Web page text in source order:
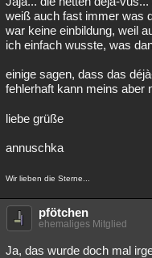
weiß auch fast immer was
war keine einbildung, weil
ich einfach wusste, was
einige sagen, dass das
fehlerhaft kann meins aber
liebe grüße
annuschka
Wir lieben die Sterne...
pfötchen
ehemaliges Mitglied
Ja, das wurde doch mal